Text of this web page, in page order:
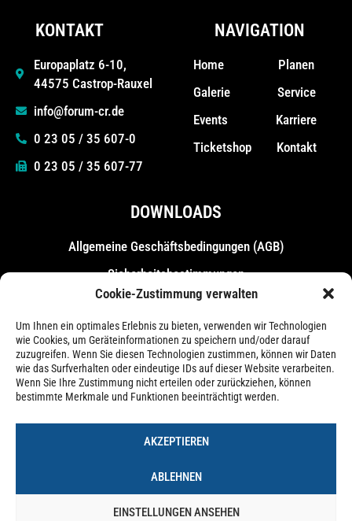
Cookie-Zustimmung verwalten
Um Ihnen ein optimales Erlebnis zu bieten, verwenden wir Technologien
wie Cookies, um Geräteinformationen zu speichern und/oder darauf
zuzugreifen. Wenn Sie diesen Technologien zustimmen, können wir Daten
wie das Surfverhalten oder eindeutige IDs auf dieser Website verarbeiten.
Wenn Sie Ihre Zustimmung nicht erteilen oder zurückziehen, können
bestimmte Merkmale und Funktionen beeinträchtigt werden.
AKZEPTIEREN
ABLEHNEN
EINSTELLUNGEN ANSEHEN
KONTAKT
Europaplatz 6-10,
44575 Castrop-Rauxel
info@forum-cr.de
0 23 05 / 35 607-0
0 23 05 / 35 607-77
NAVIGATION
Home
Galerie
Events
Ticketshop
Planen
Service
Karriere
Kontakt
DOWNLOADS
Allgemeine Geschäfts­bedingungen (AGB)
Sicherheitsbestimmungen
Messebestimmungen